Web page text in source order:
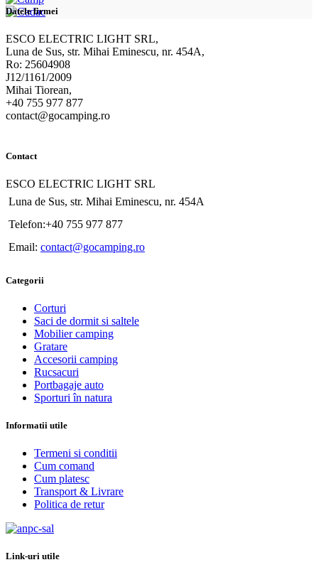
Datele firmei
ESCO ELECTRIC LIGHT SRL,
Luna de Sus, str. Mihai Eminescu, nr. 454A,
Ro: 25604908
J12/1161/2009
Mihai Tiorean,
+40 755 977 877
contact@gocamping.ro
Contact
ESCO ELECTRIC LIGHT SRL
Luna de Sus, str. Mihai Eminescu, nr. 454A
Telefon:+40 755 977 877
Email: contact@gocamping.ro
Categorii
Corturi
Saci de dormit si saltele
Mobilier camping
Gratare
Accesorii camping
Rucsacuri
Portbagaje auto
Sporturi în natura
Informatii utile
Termeni si conditii
Cum comand
Cum platesc
Transport & Livrare
Politica de retur
Link-uri utile